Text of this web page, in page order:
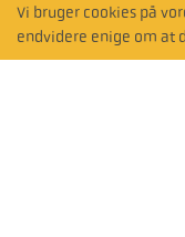
Hitta närmaste
återförsäljare
Vi bruger cookies på
endvidere enige om at